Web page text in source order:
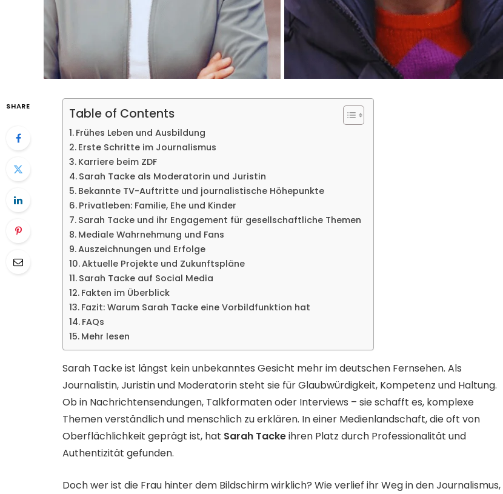
SHARE Table of Contents
Frühes Leben und Ausbildung
Erste Schritte im Journalismus
Karriere beim ZDF
Sarah Tacke als Moderatorin und Juristin
Bekannte TV-Auftritte und journalistische Höhepunkte
Privatleben: Familie, Ehe und Kinder
Sarah Tacke und ihr Engagement für gesellschaftliche Themen
Mediale Wahrnehmung und Fans
Auszeichnungen und Erfolge
Aktuelle Projekte und Zukunftspläne
Sarah Tacke auf Social Media
Fakten im Überblick
Fazit: Warum Sarah Tacke eine Vorbildfunktion hat
FAQs
Mehr lesen
Sarah Tacke ist längst kein unbekanntes Gesicht mehr im deutschen Fernsehen. Als
Journalistin, Juristin und Moderatorin steht sie für Glaubwürdigkeit, Kompetenz und Haltung.
Ob in Nachrichtensendungen, Talkformaten oder Interviews – sie schafft es, komplexe
Themen verständlich und menschlich zu erklären. In einer Medienlandschaft, die oft von
Oberflächlichkeit geprägt ist, hat Sarah Tackeihren Platz durch Professionalität und
Authentizität gefunden.
Doch wer ist die Frau hinter dem Bildschirm wirklich? Wie verlief ihr Weg in den Journalismus,